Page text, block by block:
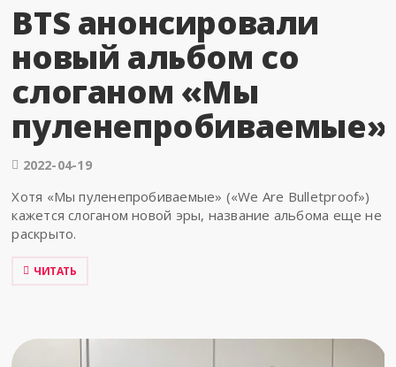
BTS анонсировали
новый альбом со
слоганом «Мы
пуленепробиваемые»
2022-04-19
Хотя «Мы пуленепробиваемые» («We Are Bulletproof»)
кажется слоганом новой эры, название альбома еще не
раскрыто.
ЧИТАТЬ